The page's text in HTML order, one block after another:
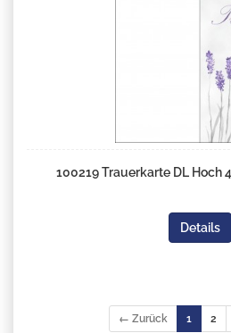
100219 Trauerkarte DL Hoch
Details
← Zurück 1 2